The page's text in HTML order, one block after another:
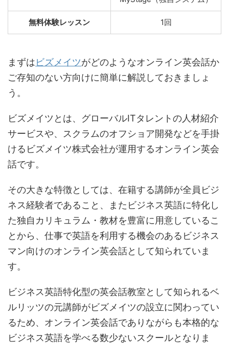
無料体験レッスン 1回
まずはビズメイツがどのようなオンライン英会話か
ご存知のない方向けに簡単に解説しておきましょ
う。
ビズメイツとは、グローバルITタレントの人材紹介
サービスや、スクラムのオフショア開発などを手掛
けるビズメイツ株式会社が運用するオンライン英会
話です。
その大きな特徴としては、在籍する講師が全員ビジ
ネス経験者であること、またビジネス英語に特化し
た独自カリキュラム・教材を豊富に用意しているこ
とから、仕事で英語を利用する機会のあるビジネス
マン向けのオンライン英会話として知られていま
す。
ビジネス英語特化型の英会話教室として知られるベ
ルリッツの元講師がビズメイツの設立に関わってい
るため、オンライン英会話でありながらも本格的な
ビジネス英語を学べる数少ないスクールとなりま